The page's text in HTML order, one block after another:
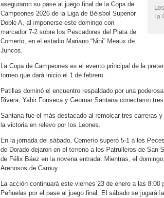
la
aseguraron su pase al juego final de la Copa de
Campeones 2026 de la Liga de Béisbol Superior
Doble A, al imponerse este domingo con
marcador 7-2 sobre los Pescadores del Plata de
Comerío, en el estadio Mariano “Nini” Meaux de
Juncos.
La Copa de Campeones es el evento principal de la
torneo que dará inicio el 1 de febrero.
Patillas dominó el encuentro respaldado por una
Rivera, Yahir Fonseca y Geomar Santana conectaron
Santana fue el más destacado al remolcar tres carreras
la victoria en relevo por los Leones.
En la jornada del sábado, Comerío superó 5-1 a los
de Dorado dejaron en el terreno a los Patrulleros de San
de Félix Báez en la novena entrada. Mientras, el
Arenosos de Camuy.
La acción continuará este viernes 23 de enero a las
Peñuelas por el pase al juego final. El sábado se jugará